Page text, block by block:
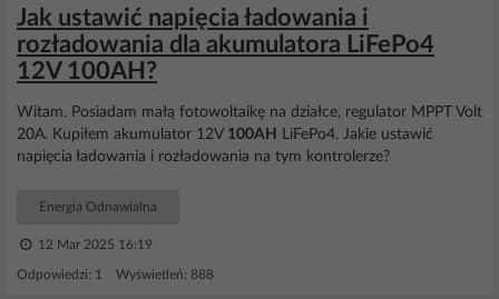
Jak ustawić napięcia ładowania i
rozładowania dla akumulatora LiFePo4
12V 100AH?
Witam. Posiadam małą fotowoltaikę na działce, regulator MPPT Volt
20A. Kupiłem akumulator 12V 100AH
LiFePo4. Jakie ustawić
napięcia ładowania i rozładowania na tym kontrolerze?
Energia Odnawialna
12 Mar 2025 16:19
Odpowiedzi: 1 Wyświetleń: 888